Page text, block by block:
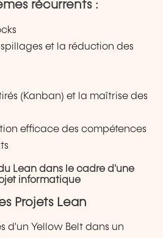
récurrents :
et la réduction des
(Kanban) et la maîtrise des
efficace des compétences
Lean dans le cadre d'une
informatique
Projets Lean
d'un Yellow Belt dans un